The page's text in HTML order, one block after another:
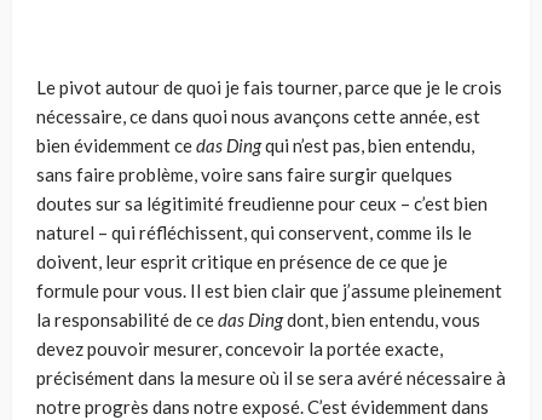
Le pivot autour de quoi je fais tourner, parce que je le crois
nécessaire, ce dans quoi nous avançons cette année, est
bien évidemment cedas Dingqui n’est pas, bien entendu,
sans faire problème, voire sans faire surgir quelques
doutes sur sa légitimité freudienne pour ceux – c’est bien
natu­rel – qui réfléchissent, qui conservent, comme ils le
doivent, leur esprit cri­tique en présence de ce que je
formule pour vous. Il est bien clair que j’as­sume pleinement
la responsabilité de cedas Dingdont, bien entendu, vous
devez pouvoir mesurer, concevoir la portée exacte,
précisément dans la mesure où il se sera avéré nécessaire à
notre progrès dans notre exposé. C’est évidemment dans